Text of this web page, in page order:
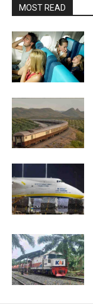
MOST READ